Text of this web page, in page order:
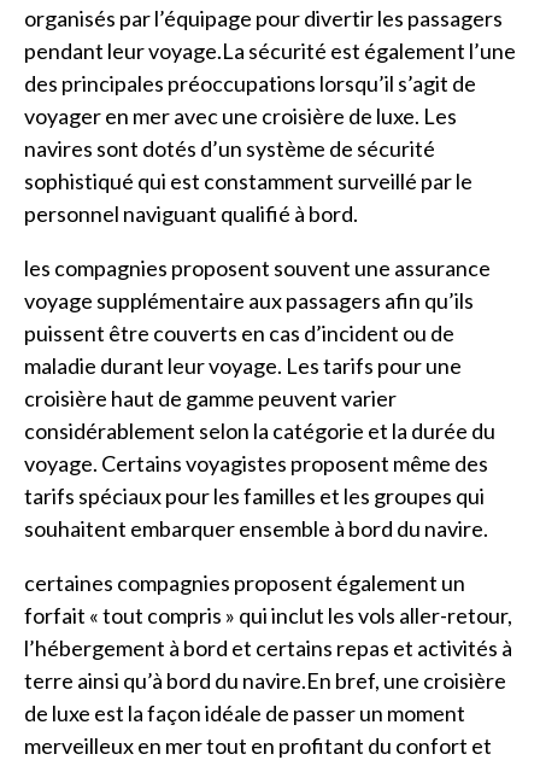
organisés par l’équipage pour divertir les passagers
pendant leur voyage.La sécurité est également l’une
des principales préoccupations lorsqu’il s’agit de
voyager en mer avec une croisière de luxe. Les
navires sont dotés d’un système de sécurité
sophistiqué qui est constamment surveillé par le
personnel naviguant qualifié à bord.
les compagnies proposent souvent une assurance
voyage supplémentaire aux passagers afin qu’ils
puissent être couverts en cas d’incident ou de
maladie durant leur voyage. Les tarifs pour une
croisière haut de gamme peuvent varier
considérablement selon la catégorie et la durée du
voyage. Certains voyagistes proposent même des
tarifs spéciaux pour les familles et les groupes qui
souhaitent embarquer ensemble à bord du navire.
certaines compagnies proposent également un
forfait « tout compris » qui inclut les vols aller-retour,
l’hébergement à bord et certains repas et activités à
terre ainsi qu’à bord du navire.En bref, une croisière
de luxe est la façon idéale de passer un moment
merveilleux en mer tout en profitant du confort et